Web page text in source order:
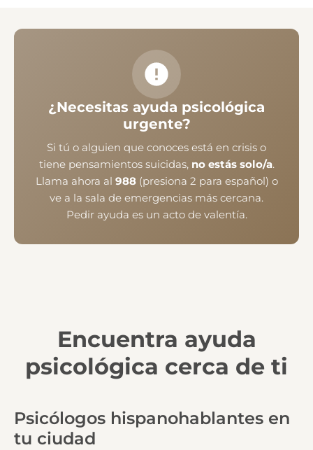
¿Necesitas ayuda psicológica
urgente?
Si tú o alguien que conoces está en crisis o
tiene pensamientos suicidas, no estás solo/a.
Llama ahora al 988(presiona 2 para español) o
ve a la sala de emergencias más cercana.
Pedir ayuda es un acto de valentía.
Encuentra ayuda
psicológica cerca de ti
Psicólogos hispanohablantes en
tu ciudad